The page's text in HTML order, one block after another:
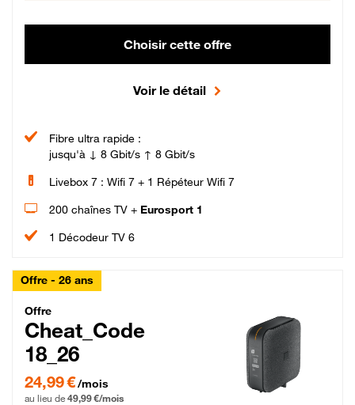
Choisir cette offre
Voir le détail
Fibre ultra rapide :
jusqu'à ↓ 8 Gbit/s ↑ 8 Gbit/s
Livebox 7 : Wifi 7 + 1 Répéteur Wifi 7
200 chaînes TV + Eurosport 1
1 Décodeur TV 6
Offre - 26 ans
Cheat_Code Fibre_18_26
Offre
Cheat_Code
18_26
24,99 € par mois pendant 0 mois puis 49,99 € par mois, Sans engagement
24,99 €/mois
au lieu de 49,99 €/mois